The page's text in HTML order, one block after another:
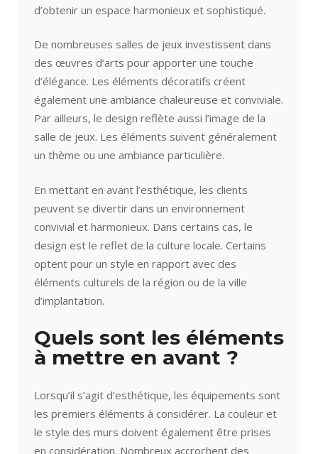
d’obtenir un espace harmonieux et sophistiqué.
De nombreuses salles de jeux investissent dans
des œuvres d’arts pour apporter une touche
d’élégance. Les éléments décoratifs créent
également une ambiance chaleureuse et conviviale.
Par ailleurs, le design reflète aussi l’image de la
salle de jeux. Les éléments suivent généralement
un thème ou une ambiance particulière.
En mettant en avant l’esthétique, les clients
peuvent se divertir dans un environnement
convivial et harmonieux. Dans certains cas, le
design est le reflet de la culture locale. Certains
optent pour un style en rapport avec des
éléments culturels de la région ou de la ville
d’implantation.
Quels sont les éléments
à mettre en avant ?
Lorsqu’il s’agit d’esthétique, les équipements sont
les premiers éléments à considérer. La couleur et
le style des murs doivent également être prises
en considération. Nombreux accrochent des